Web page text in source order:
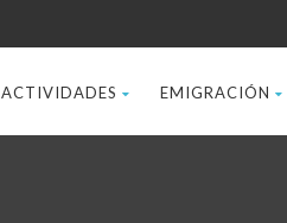
ACTIVIDADES EMIGRACIÓN